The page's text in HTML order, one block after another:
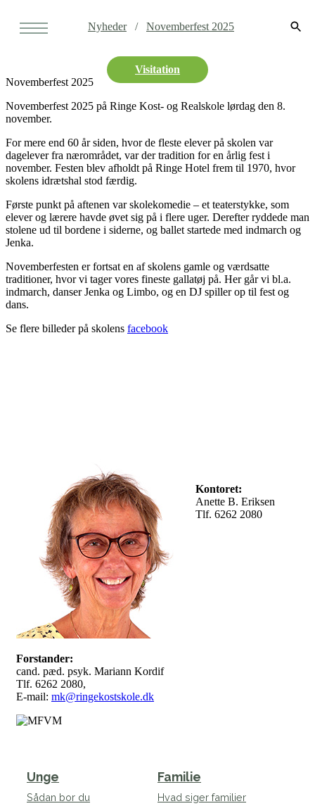
Nyheder Novemberfest 2025
Visitation
Novemberfest 2025
Novemberfest 2025 på Ringe Kost- og Realskole lørdag den 8.
november.
For mere end 60 år siden, hvor de fleste elever på skolen var
dagelever fra nærområdet, var der tradition for en årlig fest i
november. Festen blev afholdt på Ringe Hotel frem til 1970, hvor
skolens idrætshal stod færdig.
Første punkt på aftenen var skolekomedie – et teaterstykke, som
elever og lærere havde øvet sig på i flere uger. Derefter ryddede man
stolene ud til bordene i siderne, og ballet startede med indmarch og
Jenka.
Novemberfesten er fortsat en af skolens gamle og værdsatte
traditioner, hvor vi tager vores fineste gallatøj på. Her går vi bl.a.
indmarch, danser Jenka og Limbo, og en DJ spiller op til fest og
dans.
Se flere billeder på skolens facebook
Forstander:
cand. pæd. psyk. Mariann Kordif
Tlf. 6262 2080,
E-mail: mk@ringekostskole.dk
Kontoret:
Anette B. Eriksen
Tlf. 6262 2080
Unge
Sådan bor du
Familie
Hvad siger familier